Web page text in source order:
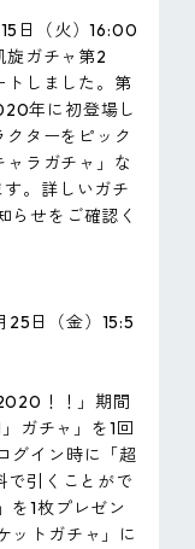
日（火）16:00
旋ガチャ第2
トしました。第
年に初登場し
クターをピック
ラガチャ」な
。詳しいガチ
らせをご確認く
25日（金）15:5
！！」期間
ガチャ」を1回
グイン時に「超
で引くことがで
を1枚プレゼン
ットガチャ」に